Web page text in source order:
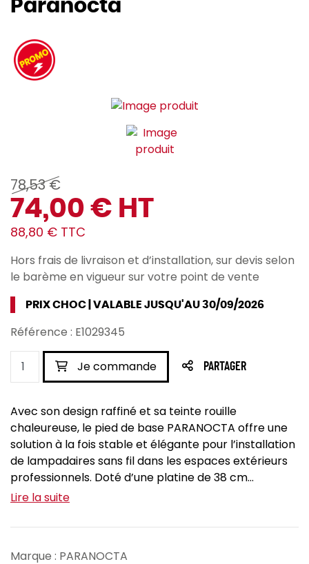
Paranocta
78,53 €
74,00 € HT
88,80 € TTC
Hors frais de livraison et d’installation, sur devis selon
le barème en vigueur sur votre point de vente
PRIX CHOC | VALABLE JUSQU'AU 30/09/2026
Référence : E1029345
Je commande PARTAGER
Avec son design raffiné et sa teinte rouille
chaleureuse, le pied de base PARANOCTA offre une
solution à la fois stable et élégante pour l’installation
de lampadaires sans fil dans les espaces extérieurs
professionnels. Doté d’une platine de 38 cm...
Lire la suite
Marque : PARANOCTA